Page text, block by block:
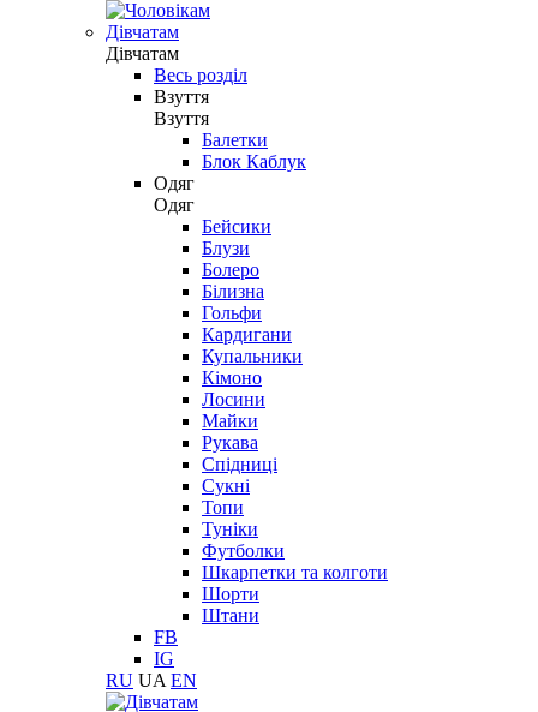
Дівчатам
Дівчатам
Весь розділ
Взуття
Взуття
Балетки
Блок Каблук
Одяг
Одяг
Бейсики
Блузи
Болеро
Білизна
Гольфи
Кардигани
Купальники
Кімоно
Лосини
Майки
Рукава
Спідниці
Сукні
Топи
Туніки
Футболки
Шкарпетки та колготи
Шорти
Штани
FB
IG
RU UA EN